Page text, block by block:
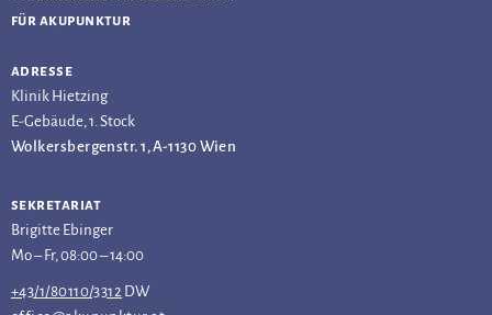
für akupunktur
adresse
Klinik Hietzing
E-Gebäude, 1. Stock
Wolkersbergenstr. 1, A-1130 Wien
sekretariat
Brigitte Ebinger
Mo – Fr, 08:00 – 14:00
+43/1/80110/3312 DW